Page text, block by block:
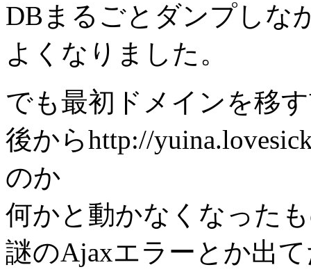
DBまるごとダンプしな
よくなりました。
でも最初ドメインを移
後からhttp://
のか
何かと動かなくなった
謎のAjaxエラーとか出